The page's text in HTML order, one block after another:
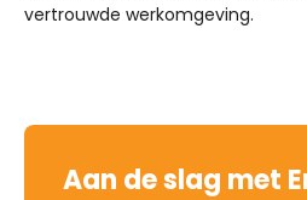
vertrouwde werkomgeving.
Aan de slag met